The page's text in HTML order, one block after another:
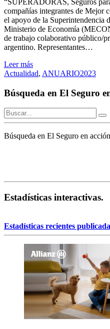
“SUPERADORAS, Seguros
compañías integrantes de Mejor
el apoyo de la Superintendencia
Ministerio de Economía
de trabajo colaborativo público/
argentino. Representantes…
Leer más
Actualidad, ANUARIO2023
Búsqueda en El Seguro
Búsqueda en El Seguro en
Estadísticas interactivas.
Estadísticas recientes